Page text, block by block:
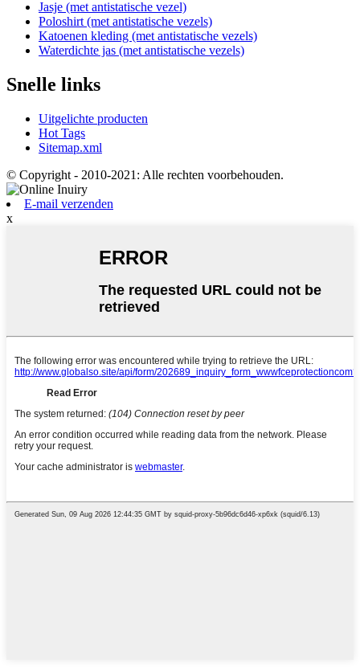
Jasje (met antistatische vezel)
Poloshirt (met antistatische vezels)
Katoenen kleding (met antistatische vezels)
Waterdichte jas (met antistatische vezels)
Snelle links
Uitgelichte producten
Hot Tags
Sitemap.xml
© Copyright - 2010-2021: Alle rechten voorbehouden.
E-mail verzenden
x